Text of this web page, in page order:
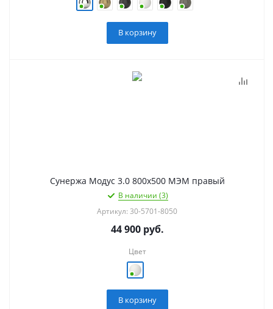
В корзину
Сунержа Модус 3.0 800х500 МЭМ правый
В наличии (3)
Артикул: 30-5701-8050
44 900руб.
Цвет
В корзину